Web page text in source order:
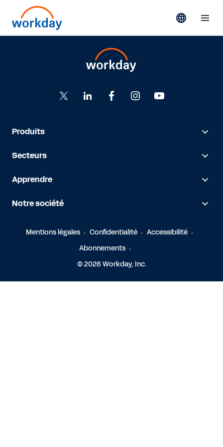
Produits
Secteurs
Apprendre
Notre société
Mentions légales Confidentialité
Accessibilité
Abonnements
© 2026 Workday, Inc.